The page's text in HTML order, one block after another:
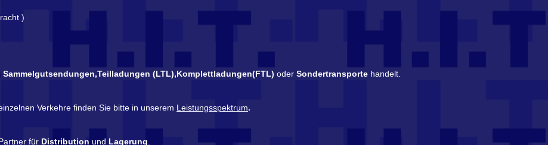
)
Sammelgutsendungen,Teilladungen (LTL),Komplettladungen(FTL) oder Sondertransporte handelt.
Verkehre finden Sie bitte in unserem Leistungsspektrum.
für Distribution und Lagerung